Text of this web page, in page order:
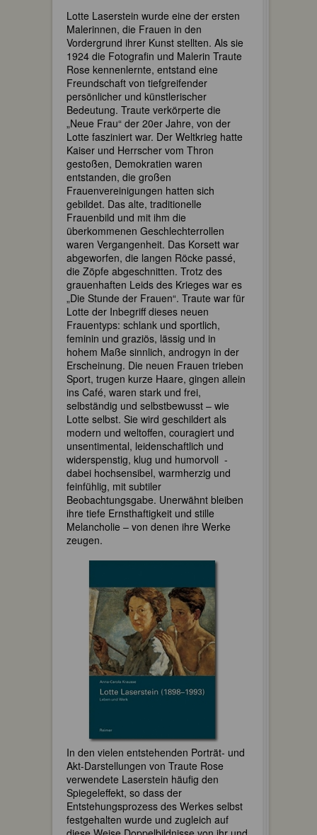
Lotte Laserstein wurde eine der ersten
Malerinnen, die Frauen in den
Vordergrund ihrer Kunst stellten. Als sie
1924 die Fotografin und Malerin Traute
Rose kennenlernte, entstand eine
Freundschaft von tiefgreifender
persönlicher und künstlerischer
Bedeutung. Traute verkörperte die
„Neue Frau“ der 20er Jahre, von der
Lotte fasziniert war. Der Weltkrieg hatte
Kaiser und Herrscher vom Thron
gestoßen, Demokratien waren
entstanden, die großen
Frauenvereinigungen hatten sich
gebildet. Das alte, traditionelle
Frauenbild und mit ihm die
überkommenen Geschlechterrollen
waren Vergangenheit. Das Korsett war
abgeworfen, die langen Röcke passé,
die Zöpfe abgeschnitten. Trotz des
grauenhaften Leids des Krieges war es
„Die Stunde der Frauen“. Traute war für
Lotte der Inbegriff dieses neuen
Frauentyps: schlank und sportlich,
feminin und graziös, lässig und in
hohem Maße sinnlich, androgyn in der
Erscheinung. Die neuen Frauen trieben
Sport, trugen kurze Haare, gingen allein
ins Café, waren stark und frei,
selbständig und selbstbewusst – wie
Lotte selbst. Sie wird geschildert als
modern und weltoffen, couragiert und
unsentimental, leidenschaftlich und
widerspenstig, klug und humorvoll -
dabei hochsensibel, warmherzig und
feinfühlig, mit subtiler
Beobachtungsgabe. Unerwähnt bleiben
ihre tiefe Ernsthaftigkeit und stille
Melancholie – von denen ihre Werke
zeugen.
In den vielen entstehenden Porträt- und
Akt-Darstellungen von Traute Rose
verwendete Laserstein häufig den
Spiegeleffekt, so dass der
Entstehungsprozess des Werkes selbst
festgehalten wurde und zugleich auf